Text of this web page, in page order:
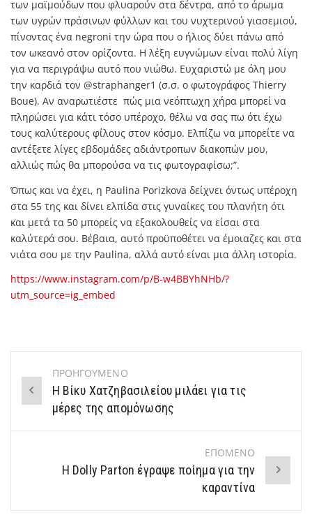
των μαϊμούδων που φλυαρούν στα δέντρα, από το άρωμα
των υγρών πράσινων φύλλων και του νυχτερινού γιασεμιού,
πίνοντας ένα negroni την ώρα που ο ήλιος δύει πάνω από
τον ωκεανό στον ορίζοντα. Η λέξη ευγνώμων είναι πολύ λίγη
για να περιγράψω αυτό που νιώθω. Ευχαριστώ με όλη μου
την καρδιά τον @straphanger1 (σ.σ. ο φωτογράφος Thierry
Boue). Αν αναρωτιέστε πώς μια νεόπτωχη χήρα μπορεί να
πληρώσει για κάτι τόσο υπέροχο, θέλω να σας πω ότι έχω
τους καλύτερους φίλους στον κόσμο. Ελπίζω να μπορείτε να
αντέξετε λίγες εβδομάδες αδιάντροπων διακοπών μου,
αλλιώς πώς θα μπορούσα να τις φωτογραφίσω;”.
Όπως και να έχει, η Paulina Porizkova δείχνει όντως υπέροχη
στα 55 της και δίνει ελπίδα στις γυναίκες του πλανήτη ότι
και μετά τα 50 μπορείς να εξακολουθείς να είσαι στα
καλύτερά σου. Βέβαια, αυτό προϋποθέτει να έμοιαζες και στα
νιάτα σου με την Paulina, αλλά αυτό είναι μια άλλη ιστορία.
https://www.instagram.com/p/B-w4BBYhNHb/?
utm_source=ig_embed
Post
navigation
ΠΡΟΗΓΟΥΜΕΝΟ
Η Βίκυ Χατζηβασιλείου μιλάει για τις
μέρες της απομόνωσης
ΕΠΟΜΕΝΟ
Η Dolly Parton έγραψε ποίημα για την
καραντίνα